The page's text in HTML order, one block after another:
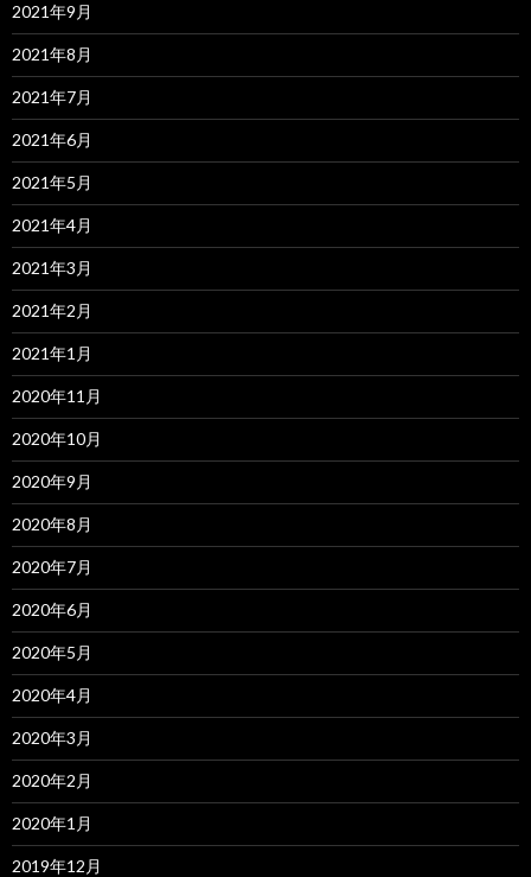
2021年9月
2021年8月
2021年7月
2021年6月
2021年5月
2021年4月
2021年3月
2021年2月
2021年1月
2020年11月
2020年10月
2020年9月
2020年8月
2020年7月
2020年6月
2020年5月
2020年4月
2020年3月
2020年2月
2020年1月
2019年12月